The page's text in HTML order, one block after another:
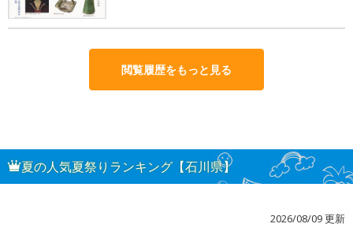
閲覧履歴をもっと見る
夏の人気夏祭りランキング【石川県】
2026/08/09 更新